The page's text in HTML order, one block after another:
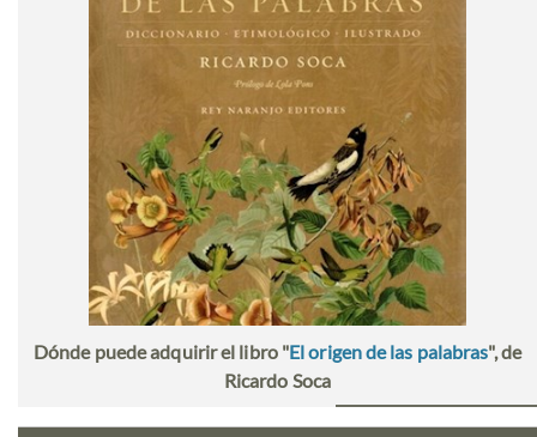
Dónde puede adquirir el libro "El origen de las palabras", de
Ricardo Soca